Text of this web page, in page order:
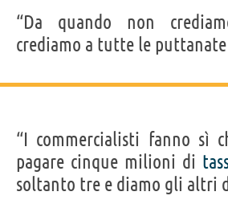
“Da quando non
crediamo a tutte le puttanate
“I commercialisti fanno sì
pagare cinque milioni di
soltanto tre e diamo gli altri